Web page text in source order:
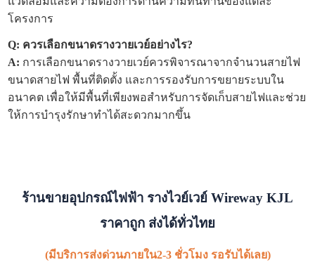
โครงการ
Q: ควรเลือกขนาดรางวายเวย์อย่างไร?
A: การเลือกขนาดรางวายเวย์ควรพิจารณาจากจำนวนสายไฟ
ขนาดสายไฟ พื้นที่ติดตั้ง และการรองรับการขยายระบบใน
อนาคต เพื่อให้มีพื้นที่เพียงพอสำหรับการจัดเก็บสายไฟและช่วย
ให้การบำรุงรักษาทำได้สะดวกมากขึ้น
ร้านขายอุปกรณ์ไฟฟ้า รางไวย์เวย์ Wireway KJL
ราคาถูก ส่งได้ทั่วไทย
(มีบริการส่งด่วนภายใน2-3 ชั่วโมง รอรับได้เลย)